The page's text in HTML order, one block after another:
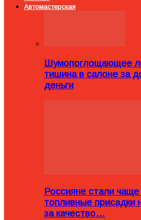
Автомастерская
Шумопоглощающее
тишина в салоне за
деньги
Россияне стали чаще
топливные присадки
за качество…